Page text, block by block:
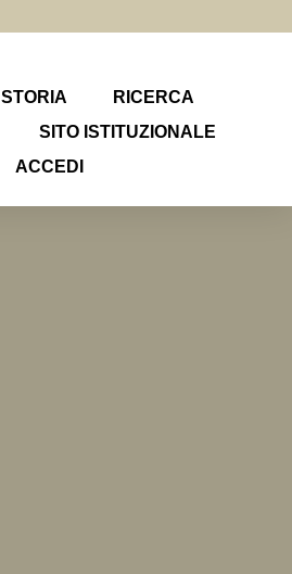
STORIA
RICERCA
SITO ISTITUZIONALE
ACCEDI